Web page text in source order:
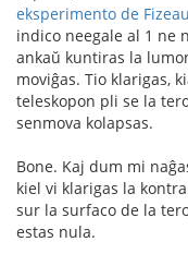
eksperimento de Fizeau
indico neegale al 1 ne
ankaŭ kuntiras la
moviĝas. Tio klarigas,
teleskopon pli se la
senmova kolapsas.
Bone. Kaj dum mi
kiel vi klarigas la
sur la surfaco de la
estas nula.